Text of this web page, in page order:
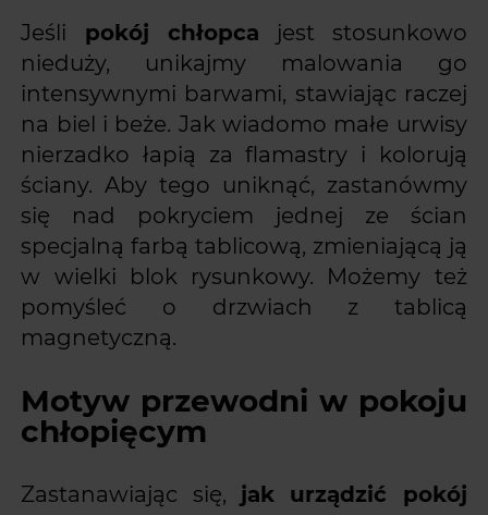
Jeśli pokój chłopca jest stosunkowo
nieduży, unikajmy malowania go
intensywnymi barwami, stawiając raczej
na biel i beże. Jak wiadomo małe urwisy
nierzadko łapią za flamastry i kolorują
ściany. Aby tego uniknąć, zastanówmy
się nad pokryciem jednej ze ścian
specjalną farbą tablicową, zmieniającą ją
w wielki blok rysunkowy. Możemy też
pomyśleć o drzwiach z tablicą
magnetyczną.
Motyw przewodni w pokoju
chłopięcym
Zastanawiając się, jak urządzić pokój